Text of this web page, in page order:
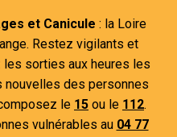
et Canicule : la Loire
Restez vigilants et
sorties aux heures les
nouvelles des personnes
le 15 ou le 112.
vulnérables au 04 77